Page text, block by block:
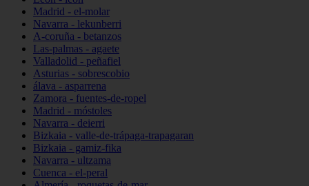
Madrid - el-molar
Navarra - lekunberri
A-coruña - betanzos
Las-palmas - agaete
Valladolid - peñafiel
Asturias - sobrescobio
álava - asparrena
Zamora - fuentes-de-ropel
Madrid - móstoles
Navarra - deierri
Bizkaia - valle-de-trápaga-trapagaran
Bizkaia - gamiz-fika
Navarra - ultzama
Cuenca - el-peral